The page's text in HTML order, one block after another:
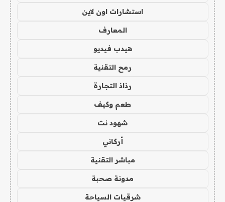
استشارات اون لاين
المعارف
هيدب فيديو
رمح التقنية
رذاذ التجارة
طعم وكيف
شهود نت
أركاني
مباشر التقنية
مدونة صحبة
شرقيات السياحة